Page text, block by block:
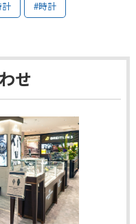
計 #時計
せ